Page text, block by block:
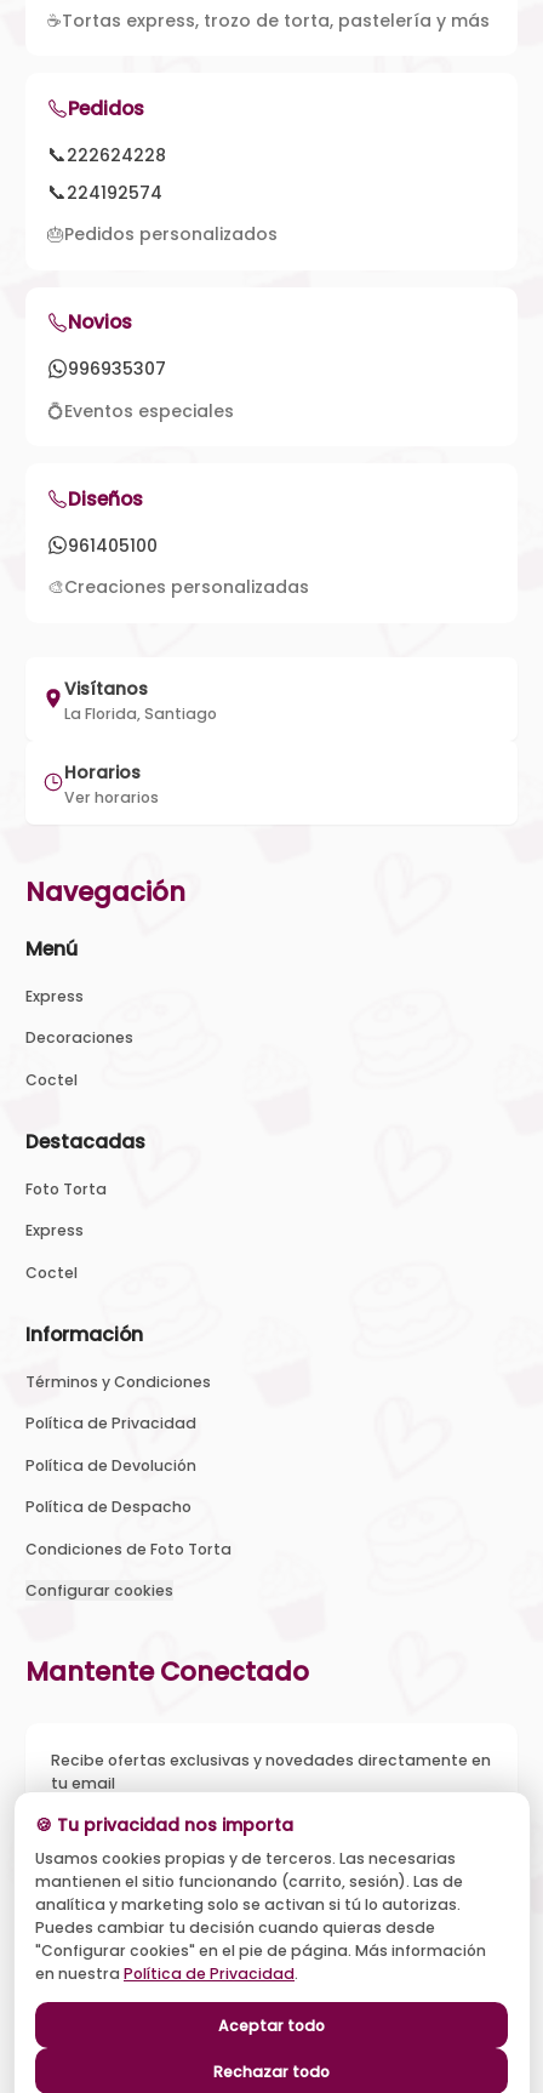
☕Tortas express, trozo de torta, pastelería y más
Pedidos
📞222624228
📞224192574
🎂Pedidos personalizados
Novios
996935307
💍Eventos especiales
Diseños
961405100
🎨Creaciones personalizadas
Visítanos
La Florida, Santiago
Horarios
Ver horarios
Navegación
Menú
Express
Decoraciones
Coctel
Destacadas
Foto Torta
Express
Coctel
Información
Términos y Condiciones
Política de Privacidad
Política de Devolución
Política de Despacho
Condiciones de Foto Torta
Configurar cookies
Mantente Conectado
Recibe ofertas exclusivas y novedades directamente en
tu email
Acepto recibir novedades y ofertas, y el tratamiento de mi
email según la Política de Privacidad . Puedo darme de baja
cuando quiera.
Suscribirse
🍪 Tu privacidad nos importa
Usamos cookies propias y de terceros. Las necesarias
mantienen el sitio funcionando (carrito, sesión). Las de
analítica y marketing solo se activan si tú lo autorizas.
Puedes cambiar tu decisión cuando quieras desde
"Configurar cookies" en el pie de página. Más información
en nuestra Política de Privacidad.
Aceptar todo
Rechazar todo